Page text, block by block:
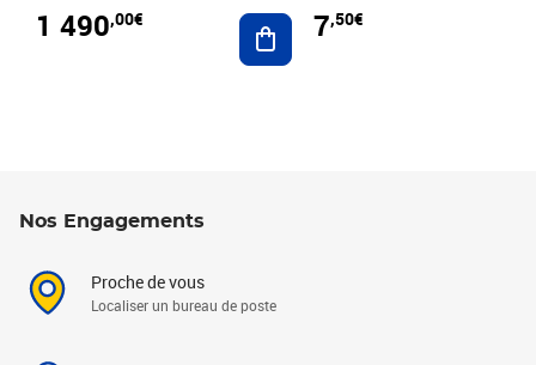
1 490,00€ Ajouter au panier
7,50€
Nos Engagements
Proche de vous
Localiser un bureau de poste